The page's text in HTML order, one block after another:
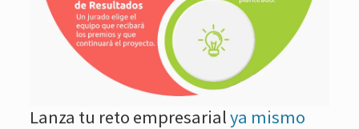
Lanza tu reto empresarialya mismo